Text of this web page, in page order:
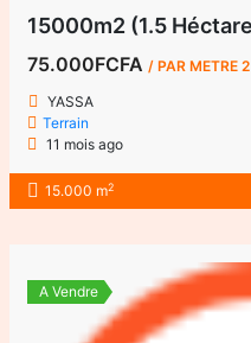
75.000FCFA/ PAR METRE 2
YASSA
Terrain
11 mois ago
15.000 m2
A Vendre